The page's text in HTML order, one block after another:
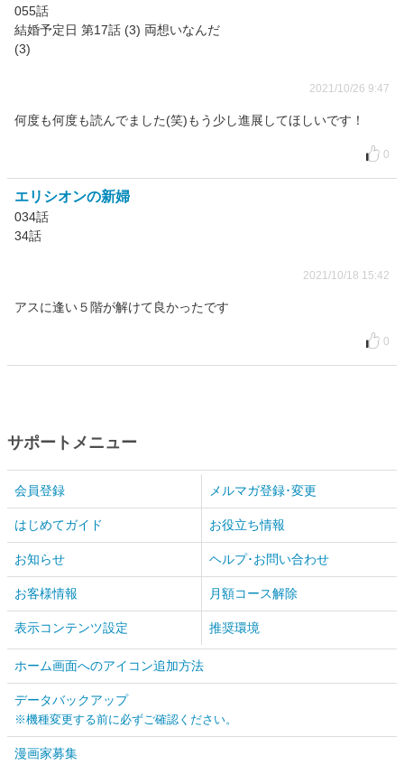
055話
結婚予定日 第17話 (3) 両想いなんだ
(3)
2021/10/26 9:47
何度も何度も読んでました(笑)もう少し進展してほしいです！
0
エリシオンの新婦
034話
34話
2021/10/18 15:42
アスに逢い５階が解けて良かったです
0
サポートメニュー
会員登録 メルマガ登録･変更
はじめてガイド お役立ち情報
お知らせ ヘルプ･お問い合わせ
お客様情報 月額コース解除
表示コンテンツ設定 推奨環境
ホーム画面へのアイコン追加方法
データバックアップ
※機種変更する前に必ずご確認ください。
漫画家募集